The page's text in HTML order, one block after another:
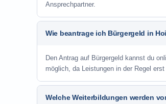
Ansprechpartner.
Wie beantrage ich Bürgergeld in
Den Antrag auf Bürgergeld kannst du
möglich, da Leistungen in der Regel
Welche Weiterbildungen werden